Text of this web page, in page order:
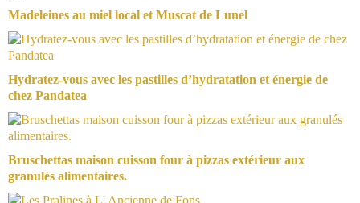
Madeleines au miel local et Muscat de Lunel
Hydratez-vous avec les pastilles d’hydratation et énergie de
chez Pandatea
Bruschettas maison cuisson four à pizzas extérieur aux
granulés alimentaires.